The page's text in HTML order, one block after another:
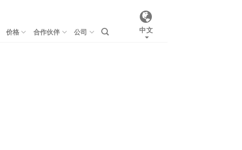
价格 合作伙伴 公司 中文